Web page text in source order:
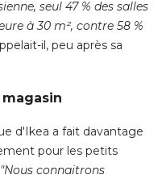
seul 47 % des salles
à 30 m², contre 58 %
il, peu après sa
d'Ikea a fait davantage
pour les petits
"Nous connaitrons